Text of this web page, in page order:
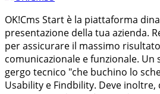
OK!Cms Start è la piattaforma
presentazione della tua azienda.
per assicurare il massimo
comunicazionale e funzionale.
gergo tecnico "che buchino lo
Usability e Findbility. Deve